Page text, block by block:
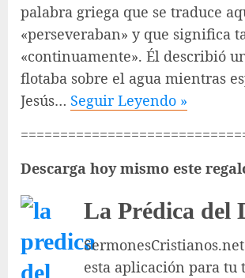
palabra griega que se traduce
«perseveraban» y que significa
«continuamente». Él describió
flotaba sobre el agua mientras
Jesús… Seguir Leyendo »
Descarga hoy mismo este
La Prédica del
esta aplicación para tu